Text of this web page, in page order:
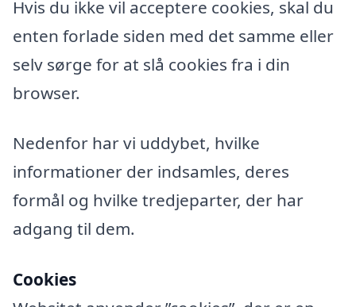
Hvis du ikke vil acceptere cookies, skal du
enten forlade siden med det samme eller
selv sørge for at slå cookies fra i din
browser.
Nedenfor har vi uddybet, hvilke
informationer der indsamles, deres
formål og hvilke tredjeparter, der har
adgang til dem.
Cookies